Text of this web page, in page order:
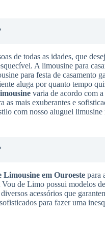
de todas as idades, que
A limousine para
para festa de casamento
aluga por quanto tempo
varia de acordo com
as mais exuberantes e
com nosso aluguel limusine
Limousine em Ouroeste para
de Limo possui modelos
acessórios que
para fazer uma